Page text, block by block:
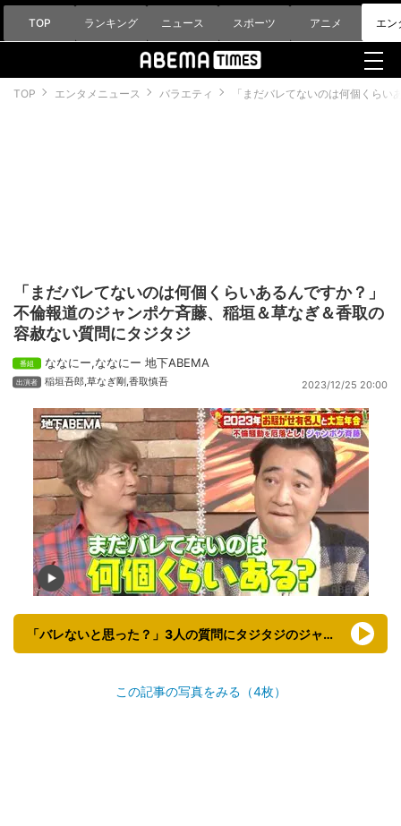
TOP ランキング ニュース スポーツ アニメ エン
TOP エンタメニュース バラエティ 「まだバレてないのは何個くら
「まだバレてないのは何個くらいあるんですか？」
不倫報道のジャンポケ斉藤、稲垣＆草なぎ＆香取の
容赦ない質問にタジタジ
ななにー,ななにー 地下ABEMA
稲垣吾郎,草なぎ剛 ,香取慎吾 2023/12/25 20:00
「バレないと思った？」3人の質問にタジタジのジャンポケ斉藤
この記事の写真をみる（4枚）